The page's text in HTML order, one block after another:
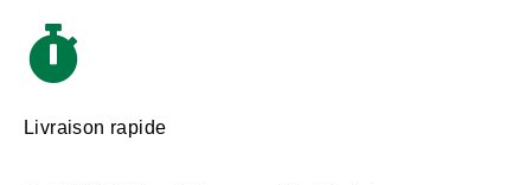
Livraison rapide